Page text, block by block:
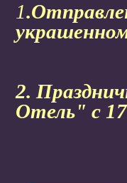
1
2.
Отель" с